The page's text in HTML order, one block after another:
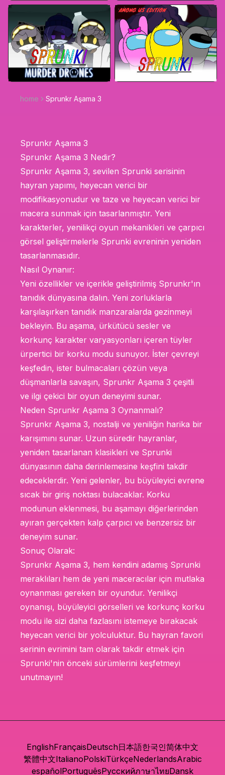
home Sprunkr Aşama 3
Sprunkr Aşama 3
Sprunkr Aşama 3 Nedir?
Sprunkr Aşama 3, sevilen Sprunki serisinin
hayran yapımı, heyecan verici bir
modifikasyonudur ve taze ve heyecan verici bir
macera sunmak için tasarlanmıştır. Yeni
karakterler, yenilikçi oyun mekanikleri ve çarpıcı
görsel geliştirmelerle Sprunki evreninin yeniden
tasarlanmasıdır.
Nasıl Oynanır:
Yeni özellikler ve içerikle geliştirilmiş Sprunkr'ın
tanıdık dünyasına dalın. Yeni zorluklarla
karşılaşırken tanıdık manzaralarda gezinmeyi
bekleyin. Bu aşama, ürkütücü sesler ve
korkunç karakter varyasyonları içeren tüyler
ürpertici bir korku modu sunuyor. İster çevreyi
keşfedin, ister bulmacaları çözün veya
düşmanlarla savaşın, Sprunkr Aşama 3 çeşitli
ve ilgi çekici bir oyun deneyimi sunar.
Neden Sprunkr Aşama 3 Oynanmalı?
Sprunkr Aşama 3, nostalji ve yeniliğin harika bir
karışımını sunar. Uzun süredir hayranlar,
yeniden tasarlanan klasikleri ve Sprunki
dünyasının daha derinlemesine keşfini takdir
edeceklerdir. Yeni gelenler, bu büyüleyici evrene
sıcak bir giriş noktası bulacaklar. Korku
modunun eklenmesi, bu aşamayı diğerlerinden
ayıran gerçekten kalp çarpıcı ve benzersiz bir
deneyim sunar.
Sonuç Olarak:
Sprunkr Aşama 3, hem kendini adamış Sprunki
meraklıları hem de yeni maceracılar için mutlaka
oynanması gereken bir oyundur. Yenilikçi
oynanışı, büyüleyici görselleri ve korkunç korku
modu ile sizi daha fazlasını istemeye bırakacak
heyecan verici bir yolculuktur. Bu hayran favori
serinin evrimini tam olarak takdir etmek için
Sprunki'nin önceki sürümlerini keşfetmeyi
unutmayın!
EnglishFrançaisDeutsch日本語한국인简体中文
繁體中文ItalianoPolskiTürkçeNederlandsArabic
españolPortuguêsРусскийภาษาไทยDansk